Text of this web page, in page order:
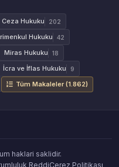
Ceza Hukuku 202
Hukuku 42
Miras Hukuku 18
İcra ve İflas Hukuku 9
Tüm Makaleler (1.862)
haklari saklidir.
ReddiÇerez Politikası